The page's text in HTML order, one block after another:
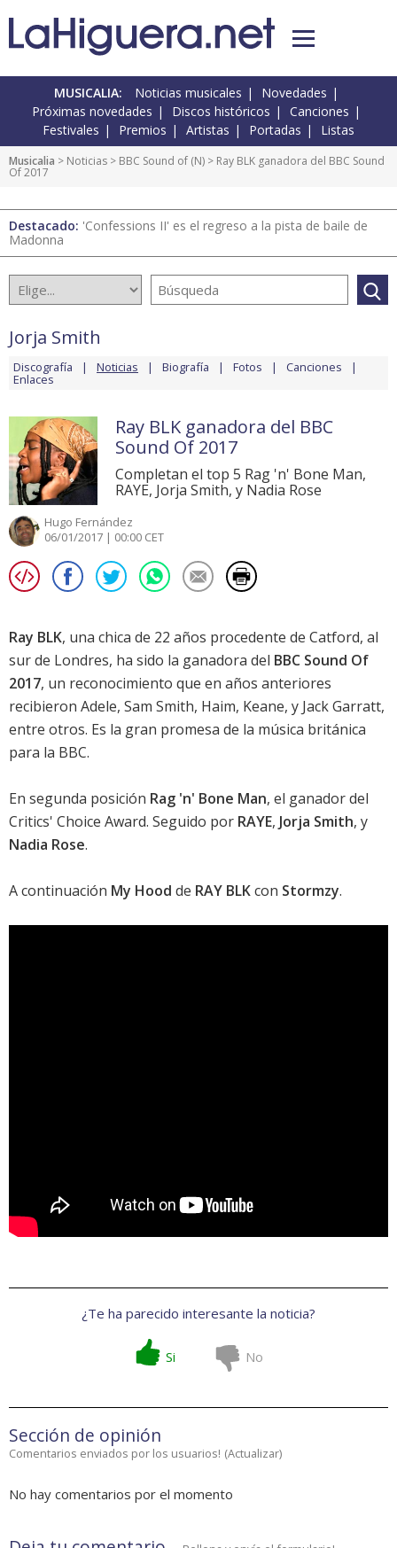
MUSICALIA: Noticias musicales
Novedades
Próximas novedades
Discos históricos
Canciones
Festivales
Premios Artistas Portadas Listas
Musicalia > Noticias > BBC Sound of (N) > Ray BLK ganadora del BBC Sound
Of 2017
Destacado: 'Confessions II' es el regreso a la pista de baile de
Madonna
Jorja Smith
Discografía Noticias Biografía Fotos Canciones
Enlaces
Ray BLK ganadora del BBC
Sound Of 2017
Completan el top 5 Rag 'n' Bone Man,
RAYE, Jorja Smith, y Nadia Rose
Hugo Fernández
06/01/2017 | 00:00 CET
Ray BLK, una chica de 22 años procedente de Catford, al
sur de Londres, ha sido la ganadora del BBC Sound Of
2017, un reconocimiento que en años anteriores
recibieron Adele, Sam Smith, Haim, Keane, y Jack Garratt,
entre otros. Es la gran promesa de la música británica
para la BBC.
En segunda posición Rag 'n' Bone Man, el ganador del
Critics' Choice Award. Seguido por RAYE, Jorja Smith, y
Nadia Rose.
A continuación My Hood de RAY BLKcon Stormzy.
¿Te ha parecido interesante la noticia?
Si No
Sección de opinión
Comentarios enviados por los usuarios! (Actualizar)
No hay comentarios por el momento